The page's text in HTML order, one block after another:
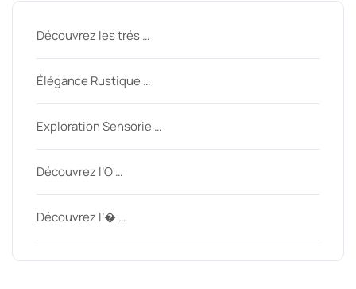
Découvrez les trés …
Élégance Rustique …
Exploration Sensorie …
Découvrez l’O …
Découvrez l’� …